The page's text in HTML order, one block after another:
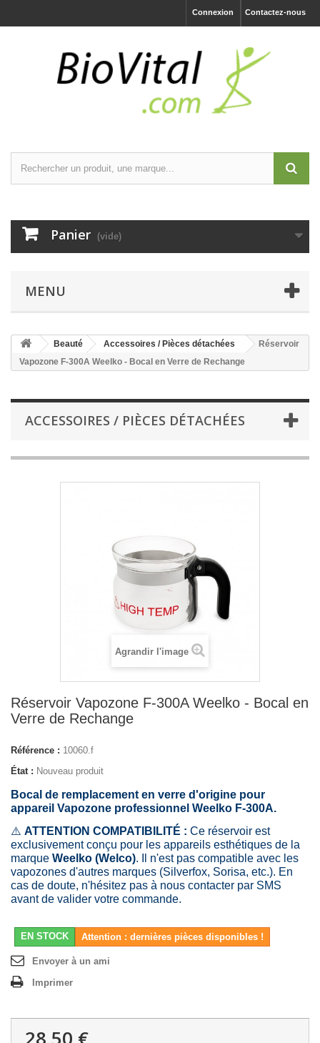
Contactez-nous
Connexion
Panier (vide)
MENU
Beauté Accessoires / Pièces détachées
Réservoir
Vapozone F-300A Weelko - Bocal en Verre de Rechange
ACCESSOIRES / PIÈCES DÉTACHÉES
Agrandir l'image
Réservoir Vapozone F-300A Weelko - Bocal en
Verre de Rechange
Référence : 10060.f
État : Nouveau produit
Bocal de remplacement en verre d'origine pour
appareil Vapozone professionnel Weelko F-300A.
⚠️ ATTENTION COMPATIBILITÉ : Ce réservoir est
exclusivement conçu pour les appareils esthétiques de la
marque Weelko (Welco). Il n'est pas compatible avec les
vapozones d'autres marques (Silverfox, Sorisa, etc.). En
cas de doute, n'hésitez pas à nous contacter par SMS
avant de valider votre commande.
EN STOCK Attention : dernières pièces disponibles !
Envoyer à un ami
Imprimer